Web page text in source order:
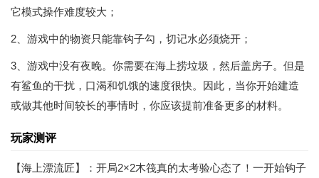
它模式操作难度较大；
2、游戏中的物资只能靠钩子勾，切记水必须烧开；
3、游戏中没有夜晚。你需要在海上捞垃圾，然后盖房子。但是
有鲨鱼的干扰，口渴和饥饿的速度很快。因此，当你开始建造
或做其他时间较长的事情时，你应该提前准备更多的材料。
玩家测评
【海上漂流匠】：开局2×2木筏真的太考验心态了！一开始钩子